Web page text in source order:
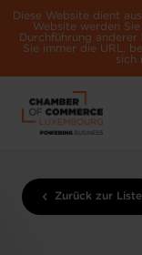
Diese Website dient
Website werden
Durchführung
Sie immer die URL,
sich
Zurück zur Liste